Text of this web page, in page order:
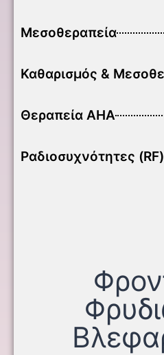
Μεσοθεραπεία
Καθαρισμός &
Θεραπεία AHA
Ραδιοσυχνότητες (RF)